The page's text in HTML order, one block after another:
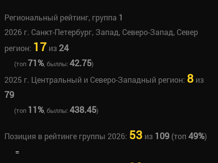
Региональный рейтинг, группа 1
2026 г. Санкт-Петербург, Запад, Северо-Запад, Север
регион: 17 из 24
(топ71%, быллы:42.75)
2025 г. Центральный и Северо-Западный регион: 8из
79
(топ 11%, быллы:438.45)
Позиция в рейтинге группы 2026: 53 из 109(топ 49%)
=